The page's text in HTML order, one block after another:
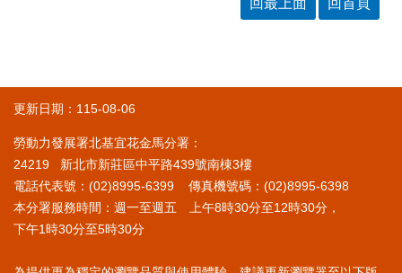
回最上面 回首頁
更新日期：115-08-06
勞動力發展署北基宜花金馬分署：
24219 新北市新莊區中平路439號南棟3樓
電話代表號：(02)8995-6399 傳真機號碼：(02)8995-6398
本分署服務時間：週一至週五 上午8時30分至12時30分，
下午1時30分至5時30分